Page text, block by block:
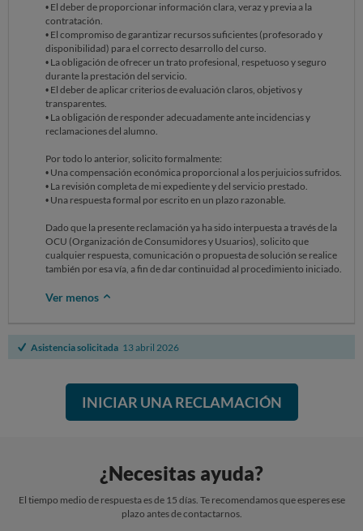
• El deber de proporcionar información clara, veraz y previa a la
contratación.
• El compromiso de garantizar recursos suficientes (profesorado y
disponibilidad) para el correcto desarrollo del curso.
• La obligación de ofrecer un trato profesional, respetuoso y seguro
durante la prestación del servicio.
• El deber de aplicar criterios de evaluación claros, objetivos y
transparentes.
• La obligación de responder adecuadamente ante incidencias y
reclamaciones del alumno.
Por todo lo anterior, solicito formalmente:
• Una compensación económica proporcional a los perjuicios sufridos.
• La revisión completa de mi expediente y del servicio prestado.
• Una respuesta formal por escrito en un plazo razonable.
Dado que la presente reclamación ya ha sido interpuesta a través de la
OCU (Organización de Consumidores y Usuarios), solicito que
cualquier respuesta, comunicación o propuesta de solución se realice
también por esa vía, a fin de dar continuidad al procedimiento iniciado.
Ver menos
Asistencia solicitada 13 abril 2026
INICIAR UNA RECLAMACIÓN
¿Necesitas ayuda?
El tiempo medio de respuesta es de 15 días. Te recomendamos que esperes ese
plazo antes de contactarnos.